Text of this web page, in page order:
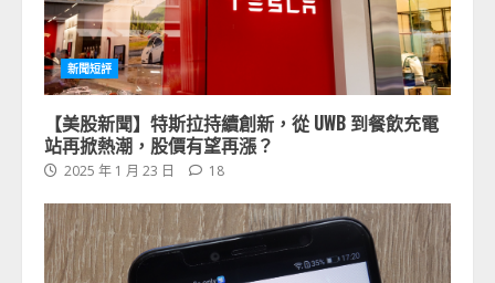
新聞短評
【美股新聞】特斯拉持續創新，從 UWB 到餐飲充電
站再掀熱潮，股價有望再漲？
2025 年 1 月 23 日 18